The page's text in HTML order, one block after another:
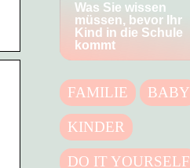
Was Sie wissen
müssen, bevor Ihr
Kind in die Schule
kommt
FAMILIE BABY
KINDER
DO IT YOURSELF